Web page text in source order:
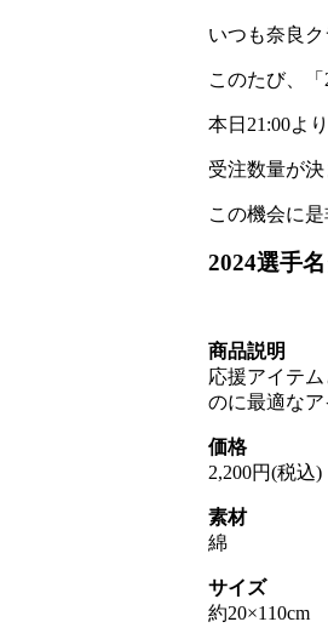
いつも奈良
このたび、
本日21:00よ
受注数量が
この機会に是
2024選手
商品説明
応援アイテ
のに最適なア
価格
2,200円(税込)
素材
綿
サイズ
約20×110cm